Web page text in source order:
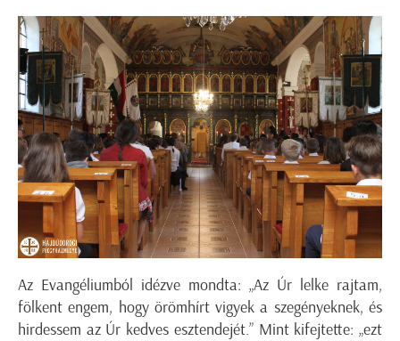
Az Evangéliumból idézve mondta: „Az Úr lelke rajtam,
fölkent engem, hogy örömhírt vigyek a szegényeknek, és
hirdessem az Úr kedves esztendejét.” Mint kifejtette: „ezt